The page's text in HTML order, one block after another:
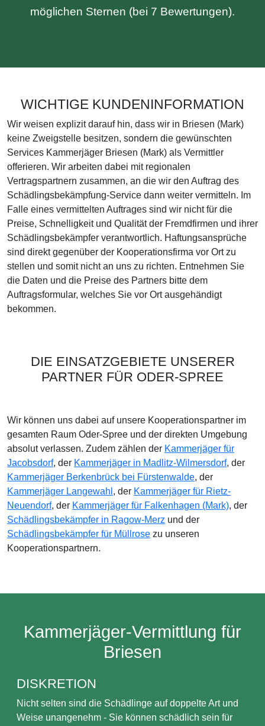
möglichen Sternen (bei 7 Bewertungen).
WICHTIGE KUNDENINFORMATION
Wir weisen explizit darauf hin, dass wir in Briesen (Mark)
keine Zweigstelle besitzen, sondern die gewünschten
Services Kammerjäger Briesen (Mark) als Vermittler
offerieren. Wir arbeiten dabei mit regionalen
Vertragspartnern zusammen, an die wir den Auftrag des
Schädlingsbekämpfung-Service dann weiter vermitteln. Im
Falle eines vermittelten Auftrages sind wir nicht für die
Preise, Schnelligkeit und Qualität der Fremdfirmen und ihrer
Schädlingsbekämpfer verantwortlich. Haftungsansprüche
sind direkt gegenüber der Kooperationsfirma vor Ort zu
stellen und somit nicht an uns zu richten. Entnehmen Sie
die Daten und die Preise des Partners bitte dem
Auftragsformular, welches Sie vor Ort ausgehändigt
bekommen.
DIE EINSATZGEBIETE UNSERER
PARTNER FÜR ODER-SPREE
Wir können uns dabei auf unsere Kooperationspartner im
gesamten Raum Oder-Spree und der direkten Umgebung
absolut verlassen. Zudem zählen der Kammerjäger für
Jacobsdorf, der Kammerjäger in Madlitz-Wilmersdorf, der
Kammerjäger Berkenbrück bei Fürstenwalde, der
Kammerjäger Langewahl , der Kammerjäger für Rietz-
Neuendorf, der Kammerjäger für Falkenhagen (Mark), der
Schädlingsbekämpfer in Ragow-Merz und der
Schädlingsbekämpfer für Müllrose zu unseren
Kooperationspartnern.
Kammerjäger-Vermittlung für
Briesen
DISKRETION
Nicht selten sind die Schädlinge auf doppelte Art und
Weise unangenehm - Sie können schädlich sein für